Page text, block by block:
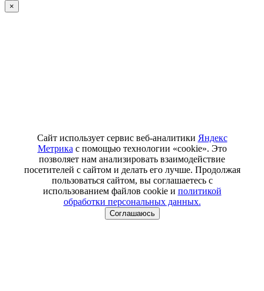
×
Сайт использует сервис веб-аналитики Яндекс
Метрика с помощью технологии «cookie». Это
позволяет нам анализировать взаимодействие
посетителей с сайтом и делать его лучше. Продолжая
пользоваться сайтом, вы соглашаетесь с
использованием файлов cookie и политикой
обработки персональных данных.
Соглашаюсь